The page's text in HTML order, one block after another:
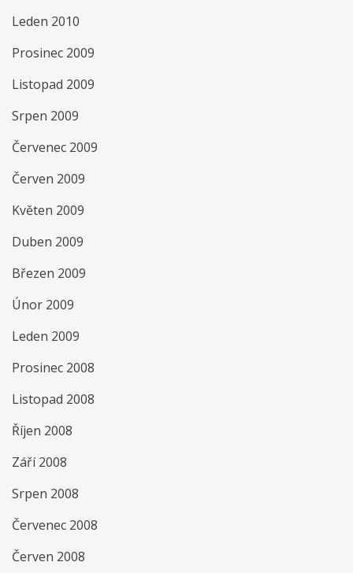
Leden 2010
Prosinec 2009
Listopad 2009
Srpen 2009
Červenec 2009
Červen 2009
Květen 2009
Duben 2009
Březen 2009
Únor 2009
Leden 2009
Prosinec 2008
Listopad 2008
Říjen 2008
Září 2008
Srpen 2008
Červenec 2008
Červen 2008